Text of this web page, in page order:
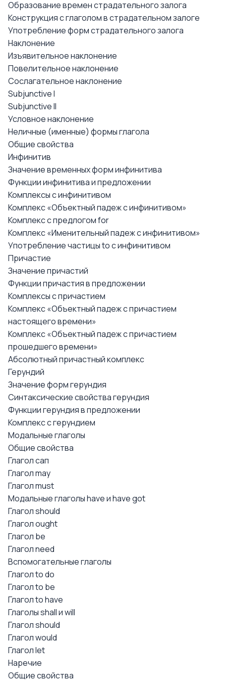
Образование времен страдательного залога
Конструкция с глаголом в страдательном залоге
Употребление форм страдательного залога
Наклонение
Изъявительное наклонение
Повелительное наклонение
Сослагательное наклонение
Subjunctive I
Subjunctive II
Условное наклонение
Неличные (именные) формы глагола
Общие свойства
Инфинитив
Значение временных форм инфинитива
Функции инфинитива и предложении
Комплексы с инфинитивом
Комплекс «Объектный падеж с инфинитивом»
Комплекс с предлогом for
Комплекс «Именительный падеж с инфинитивом»
Употребление частицы to с инфинитивом
Причастие
Значение причастий
Функции причастия в предложении
Комплексы с причастием
Комплекс «Объектный падеж с причастием
настоящего времени»
Комплекс «Объектный падеж с причастием
прошедшего времени»
Абсолютный причастный комплекс
Герундий
Значение форм герундия
Синтаксические свойства герундия
Функции герундия в предложении
Комплекс с герундием
Модальные глаголы
Общие свойства
Глагол сап
Глагол may
Глагол must
Модальные глаголы have и have got
Глагол should
Глагол ought
Глагол be
Глагол need
Вспомогательные глаголы
Глагол to do
Глагол to be
Глагол to have
Глаголы shall и will
Глагол should
Глагол would
Глагол let
Наречие
Общие свойства